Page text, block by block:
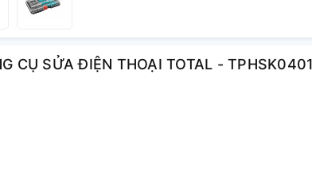
CỤ SỬA ĐIỆN THOẠI TOTAL - TPHSK0401